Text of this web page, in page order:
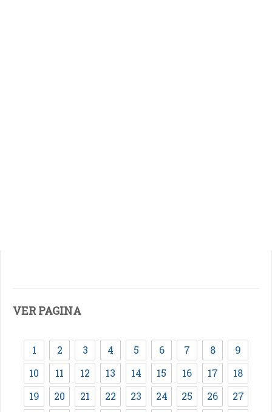
VER PAGINA
1 2 3 4 5 6 7 8
9
10
11 12 13 14 15 16 17
18
19
20 21 22 23 24 25 26
27